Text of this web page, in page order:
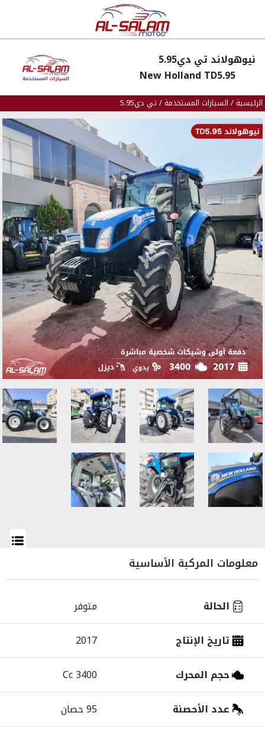
نيوهولاند تي دي5.95
New Holland TD5.95
الرئيسية/ السيارات المستخدمة/ تي دي5.95
معلومات المركبة الأساسية
الحالة
متوفر
تاريخ الإنتاج
2017
حجم المحرك
3400 Cc
عدد الأحصنة
95 حصان